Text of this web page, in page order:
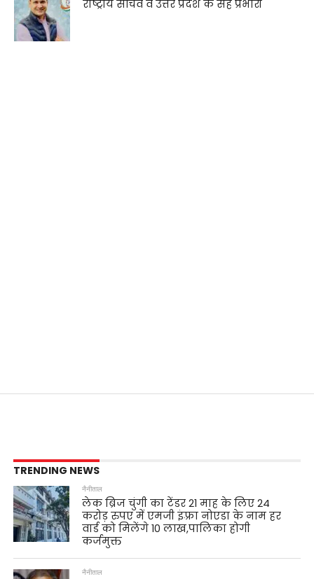
राष्ट्रीय सचिव व उत्तर प्रदेश के सह प्रभारी
TRENDING NEWS
नैनीताल
लेक ब्रिज चुंगी का टेंडर 21 माह के लिए 24
करोड़ रुपए में एमजी इंफ़्रा नोएडा के नाम हर
वार्ड को मिलेंगे 10 लाख,पालिका होगी
कर्जमुक्त
नैनीताल